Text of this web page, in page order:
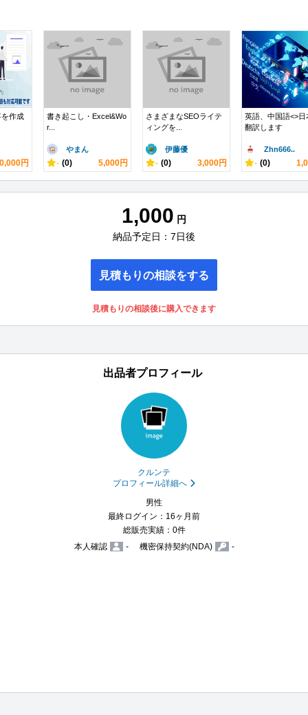
作成
円
書き起こし・Excel&Wo
r...
やまん
- (0) 5,000円
さまざまなSEOライテ
ィングを...
伊藤優
- (0) 3,000円
英語、中国語<>日
翻訳します
Zhn666..
- (0)
1,000 円
納品予定日：7日後
見積もりの相談をする
見積もりの相談後に購入できます
出品者プロフィール
クルンテ
プロフィール詳細へ
男性
最終ログイン：16ヶ月前
総販売実績：0件
本人確認
- 機密保持契約(NDA) -